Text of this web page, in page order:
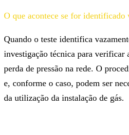
O que acontece se for identificado
Quando o teste identifica
investigação técnica para verificar
perda de pressão na rede. O
e, conforme o caso, podem ser
da utilização da instalação de gás.